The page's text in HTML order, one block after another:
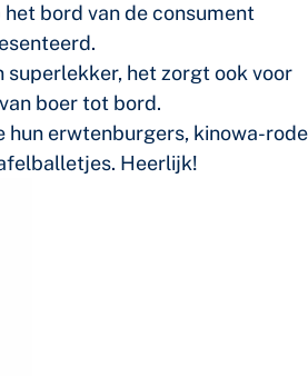
bord van de consument
het zorgt ook voor
boer tot bord.
hun erwtenburgers, kinowa-rode
Heerlijk!